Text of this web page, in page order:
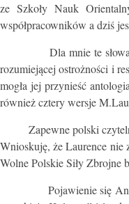
ze Szkoły Nauk
współpracowników a dziś
Dla mnie te słowa
rozumiejącej ostrożności i
mogła jej przynieść
również cztery wersje
Zapewne polski czytelnik
Wnioskuję, że Laurence nie
Wolne Polskie Siły Zbrojne
Pojawienie się